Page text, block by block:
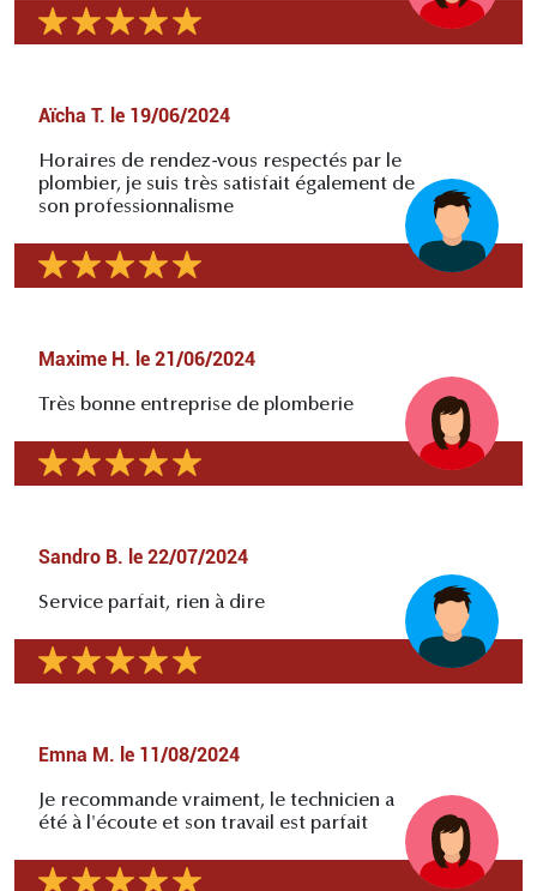
Aïcha T. le 19/06/2024
Horaires de rendez-vous respectés par le
plombier, je suis très satisfait également de
son professionnalisme
Maxime H. le 21/06/2024
Très bonne entreprise de plomberie
Sandro B. le 22/07/2024
Service parfait, rien à dire
Emna M. le 11/08/2024
Je recommande vraiment, le technicien a
été à l'écoute et son travail est parfait